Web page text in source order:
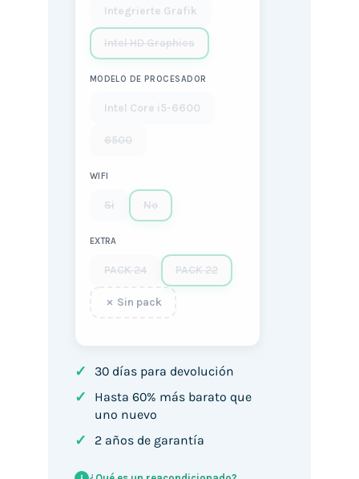
Integrierte Grafik
Intel HD Graphics
MODELO DE PROCESADOR
Intel Core i5-6600
6500
WIFI
Si No
EXTRA
PACK 24 PACK 22
Sin pack
✓ 30 días para devolución
✓
Hasta 60% más barato que
uno nuevo
✓ 2 años de garantía